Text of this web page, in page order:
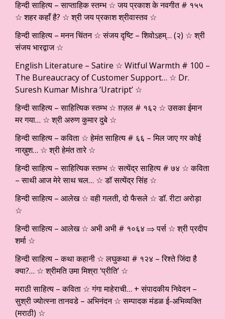
हिन्दी साहित्य – साप्ताहिक स्तम्भ ☆ जय प्रकाश के नवगीत # १५५
☆ शहर कहाँ है? ☆ श्री जय प्रकाश श्रीवास्तव ☆
हिन्दी साहित्य – मनन चिंतन ☆ संजय दृष्टि – शिवोऽहम्… (२) ☆ श्री
संजय भारद्वाज ☆
English Literature – Satire ☆ Witful Warmth # 100 –
The Bureaucracy of Customer Support… ☆ Dr.
Suresh Kumar Mishra ‘Uratript’ ☆
हिन्दी साहित्य – साहित्यिक स्तम्भ ☆ ग़ज़ल # १६२ ☆ उसका ईमान
मर गया… ☆ श्री अरुण कुमार दुबे ☆
हिन्दी साहित्य – कविता ☆ हेमंत साहित्य # ६६ – मिल जाए गर कोई
नाख़ुश… ☆ श्री हेमंत तारे ☆
हिन्दी साहित्य – साहित्यिक स्तम्भ ☆ सत्येंद्र साहित्य # ७४ ☆ कविता
– साथी आज मेरे साथ चल… ☆ डॉ सत्येंद्र सिंह ☆
हिन्दी साहित्य – आलेख ☆ वही गलती, दो फैसले ☆ डॉ. रीटा अरोड़ा
☆
हिन्दी साहित्य – आलेख ☆ अभी अभी # १०६४ ⇒ पर्स ☆ श्री प्रदीप
शर्मा ☆
हिन्दी साहित्य – कथा कहानी ☆ लघुकथा # १२४ – रिश्ते जिंदा है
क्या?… ☆ श्रीमति उमा मिश्रा ‘प्रीति’ ☆
मराठी साहित्य – कविता ☆ गंगा माहेराची… + संपादकीय निवेदन –
सुश्री ज्योत्स्ना तानवडे – अभिनंदन ☆ सम्पादक मंडळ ई-अभिव्यक्ति
(मराठी) ☆